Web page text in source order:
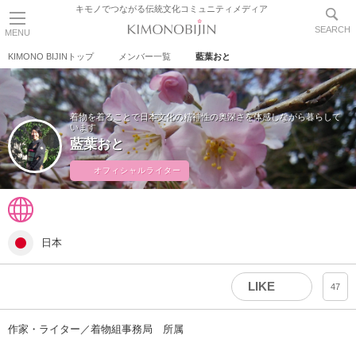
MENU
キモノでつながる伝統文化コミュニティメディア
SEARCH
KIMONO BIJINトップ メンバー一覧 藍葉おと
着物を着ることで日本文化の精神性の奥深さを体感しながら暮らして
います
藍葉おと
オフィシャルライター
日本
LIKE 47
作家・ライター／着物組事務局 所属